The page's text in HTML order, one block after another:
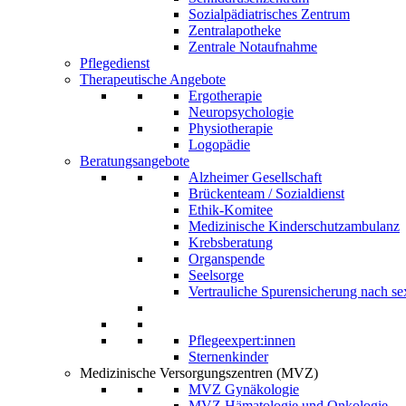
Sozialpädiatrisches Zentrum
Zentralapotheke
Zentrale Notaufnahme
Pflegedienst
Therapeutische Angebote
Ergotherapie
Neuropsychologie
Physiotherapie
Logopädie
Beratungsangebote
Alzheimer Gesellschaft
Brückenteam / Sozialdienst
Ethik-Komitee
Medizinische Kinderschutzambulanz
Krebsberatung
Organspende
Seelsorge
Vertrauliche Spurensicherung nach
Pflegeexpert:innen
Sternenkinder
Medizinische Versorgungszentren (MVZ)
MVZ Gynäkologie